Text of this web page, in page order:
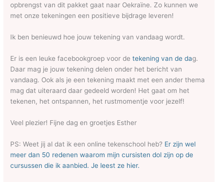
opbrengst van dit pakket gaat naar Oekraïne. Zo kunnen we
met onze tekeningen een positieve bijdrage leveren!
Ik ben benieuwd hoe jouw tekening van vandaag wordt.
Er is een leuke facebookgroep voor detekening van de dag.
Daar mag je jouw tekening delen onder het bericht van
vandaag. Ook als je een tekening maakt met een ander thema
mag dat uiteraard daar gedeeld worden! Het gaat om het
tekenen, het ontspannen, het rustmomentje voor jezelf!
Veel plezier! Fijne dag en groetjes Esther
PS: Weet jij al dat ik een online tekenschool heb? Er zijn wel
meer dan 50 redenen waarom mijn cursisten dol zijn op de
cursussen die ik aanbied. Je leest ze hier.